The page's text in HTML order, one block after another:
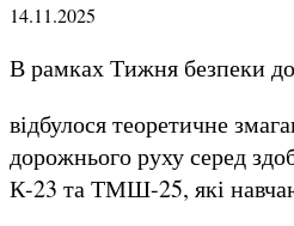
14.11.2025
В рамках Тижня безпеки
відбулося теоретичне
дорожнього руху серед
К-23 та ТМШ-25, які